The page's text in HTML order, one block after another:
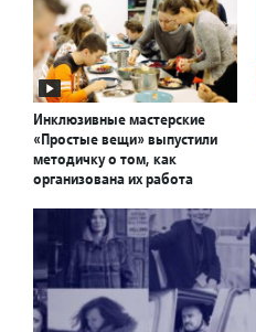
Инклюзивные мастерские
«Простые вещи» выпустили
методичку о том, как
организована их работа